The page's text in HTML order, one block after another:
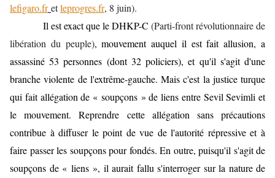
lefigaro.fr etleprogres.fr, 8 juin).
Il est exact que le DHKP-C (Parti-front révolutionnaire de
libération du peuple), mouvement auquel il est fait allusion, a
assassiné 53 personnes (dont 32 policiers), et qu'il s'agit d'une
branche violente de l'extrême-gauche. Mais c'est la justice turque
qui fait allégation de « soupçons » de liens entre Sevil Sevimli et
le mouvement. Reprendre cette allégation sans précautions
contribue à diffuser le point de vue de l'autorité répressive et à
faire passer les soupçons pour fondés. En outre, puisqu'il s'agit de
soupçons de « liens », il aurait fallu s'interroger sur la nature de